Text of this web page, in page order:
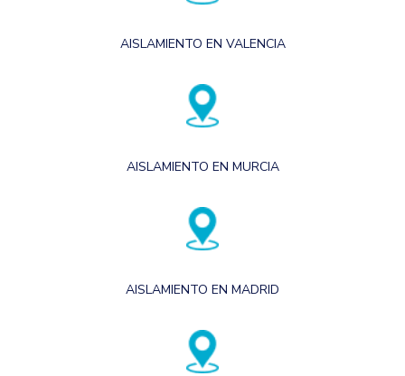
AISLAMIENTO EN VALENCIA
AISLAMIENTO EN MURCIA
AISLAMIENTO EN MADRID